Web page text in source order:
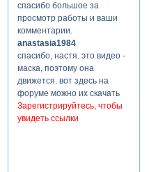
спасибо большое за
просмотр работы и ваши
комментарии.
anastasia1984
спасибо, настя. это видео -
маска, поэтому она
движется. вот здесь на
форуме можно их скачать
Зарегистрируйтесь, чтобы
увидеть ссылки